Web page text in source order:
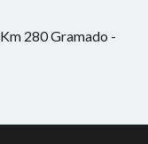
280 Gramado -